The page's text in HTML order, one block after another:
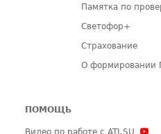
Памятка по
Светофор+
Страхование
О формировании
ПОМОЩЬ
Видео по работе с ATI.SU